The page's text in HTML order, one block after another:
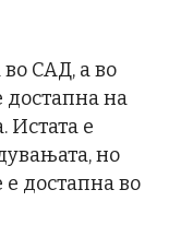
САД, а во
достапна на
Истата е
но
е достапна во